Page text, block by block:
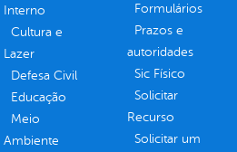
Interno
Cultura e
Lazer
Defesa Civil
Educação
Meio
Ambiente
Formulários
Prazos e
autoridades
Sic Físico
Solicitar
Recurso
Solicitar um